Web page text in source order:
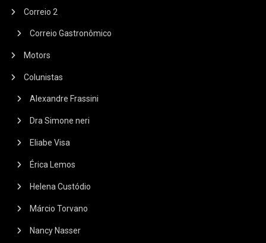
Correio 2
Correio Gastronômico
Motors
Colunistas
Alexandre Frassini
Dra Simone neri
Eliabe Visa
Érica Lemos
Helena Custódio
Márcio Torvano
Nancy Nasser